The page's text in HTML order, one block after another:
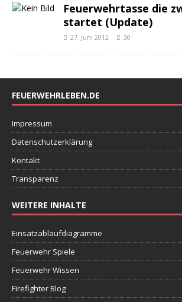
Feuerwehrtasse die
startet (Update)
27. Juni 2012 30
FEUERWEHRLEBEN.DE
Impressum
Datenschutzerklärung
Kontakt
Transparenz
WEITERE INHALTE
Einsatzablaufdiagramme
Feuerwehr Spiele
Feuerwehr Wissen
Firefighter Blog